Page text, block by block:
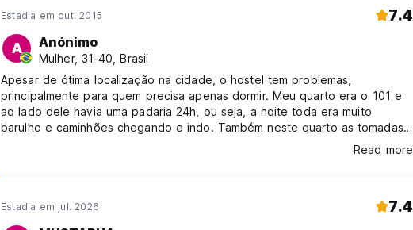
Estadia em out. 2015 7.4
A Anónimo
Mulher, 31-40, Brasil
Apesar de ótima localização na cidade, o hostel tem problemas,
principalmente para quem precisa apenas dormir. Meu quarto era o 101 e
ao lado dele havia uma padaria 24h, ou seja, a noite toda era muito
barulho e caminhões chegando e indo. Também neste quarto as tomadas
recepcionista e ele não gostou da minha reclamação, me informou que eu
Read more
Estadia em jul. 2026 7.4